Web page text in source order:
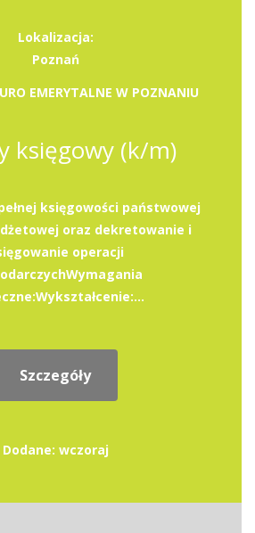
Lokalizacja:
Poznań
EMERYTALNE W POZNANIU
księgowy (k/m)
księgowości państwowej
oraz dekretowanie i
operacji
Szczegóły
Dodane: wczoraj